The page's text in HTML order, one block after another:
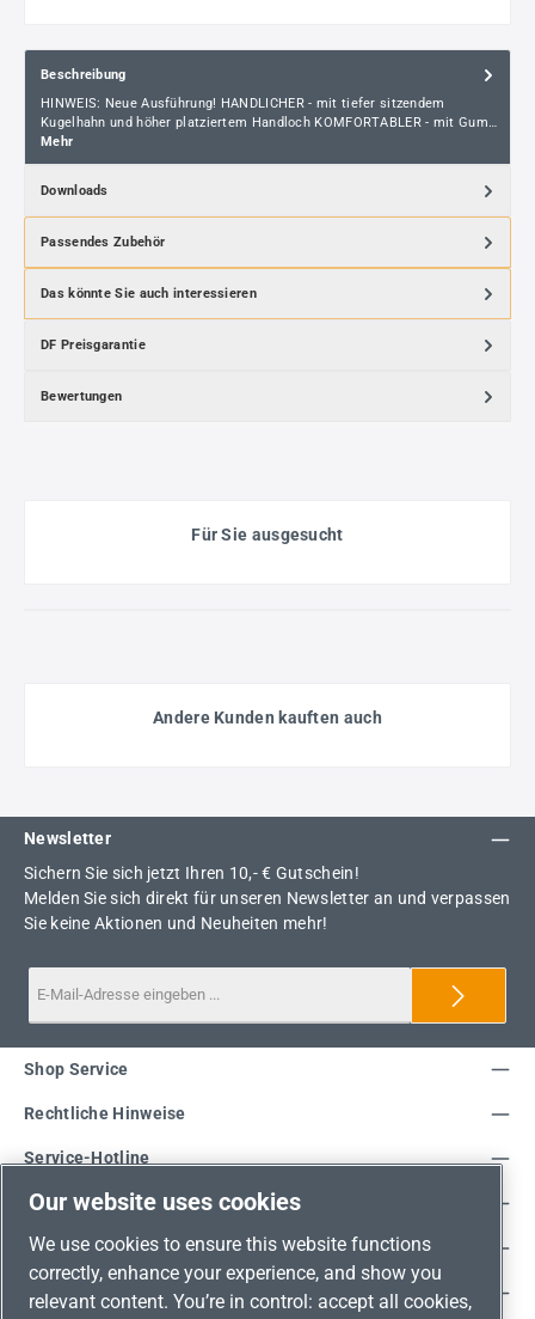
Beschreibung
HINWEIS: Neue Ausführung! HANDLICHER - mit tiefer sitzendem
Kugelhahn und höher platziertem Handloch KOMFORTABLER - mit Gum…
Mehr
Downloads
Passendes Zubehör
Das könnte Sie auch interessieren
DF Preisgarantie
Bewertungen
Für Sie ausgesucht
Andere Kunden kauften auch
Newsletter
Sichern Sie sich jetzt Ihren 10,- € Gutschein!
Melden Sie sich direkt für unseren Newsletter an und verpassen
Sie keine Aktionen und Neuheiten mehr!
Service-Hotline
Shop Service
Rechtliche Hinweise
Unsere Vorteile
Versandarten
Zahlungsarten
Our website uses cookies
We use cookies to ensure this website functions
correctly, enhance your experience, and show you
relevant content. You’re in control: accept all cookies,